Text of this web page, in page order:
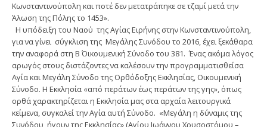
Κωνσταντινούπολη και ποτέ δεν μετατράπηκε σε τζαμί μετά την
Άλωση της Πόλης το 1453».
Η υπόδειξη του Ναού της Αγίας Ειρήνης στην Κωνσταντινούπολη,
για να γίνει σύγκλιση της Μεγάλης Συνόδου το 2016, έχει ξεκάθαρα
την αναφορά στη Β΄ Οικουμενική Σύνοδο του 381. Ένας ακόμα λόγος
αρωγός στους διστάζοντες να καλέσουν την προγραμματισθείσα
Αγία και Μεγάλη Σύνοδο της Ορθόδοξης Εκκλησίας, Οικουμενική
Σύνοδο. Η Εκκλησία «από περάτων έως περάτων της γης», όπως
ορθά χαρακτηρίζεται η Εκκλησία μας στα αρχαία λειτουργικά
κείμενα, συγκαλεί την Αγία αυτή Σύνοδο. «Μεγάλη η δύναμις της
Συνόδου, ήγουν της Εκκλησίας» (Αγίου Ιωάννου Χρυσοστόμου –